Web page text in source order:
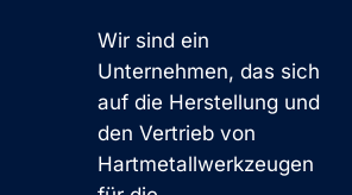
Wir sind ein
Unternehmen, das sich
auf die Herstellung und
den Vertrieb von
Hartmetallwerkzeugen